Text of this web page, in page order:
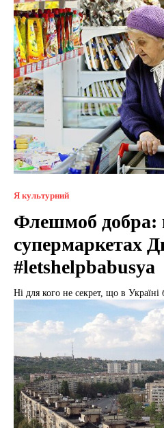
Я культурний
Флешмоб добра:
супермаркетах
#letshelpbabusya
Ні для кого не секрет, що в Україні